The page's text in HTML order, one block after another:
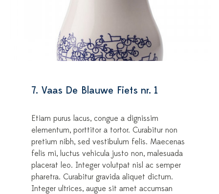
7. Vaas De Blauwe Fiets nr. 1
Etiam purus lacus, congue a dignissim
elementum, porttitor a tortor. Curabitur non
pretium nibh, sed vestibulum felis. Maecenas
felis mi, luctus vehicula justo non, malesuada
placerat leo. Integer volutpat nisl ac semper
pharetra. Curabitur gravida aliquet dictum.
Integer ultrices, augue sit amet accumsan